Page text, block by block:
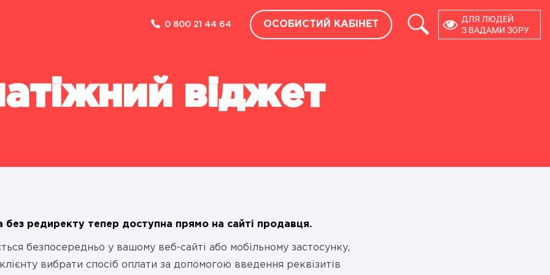
×
0 800 21 44 64 ОСОБИСТИЙ КАБІНЕТ
ДЛЯ ЛЮДЕЙ
З ВАДАМИ ЗОРУ
Зворотний зв'язок ОСОБИСТИЙ КАБІНЕТ
ПРО НАС
FAQ
ПАРТНЕРСТВО
РОЗКРИТТЯ ІНФОРМАЦІЇ
віджет
без редиректу тепер доступна прямо на сайті продавця.
безпосередньо у вашому веб-сайті або мобільному застосунку,
вибрати спосіб оплати за допомогою введення реквізитів